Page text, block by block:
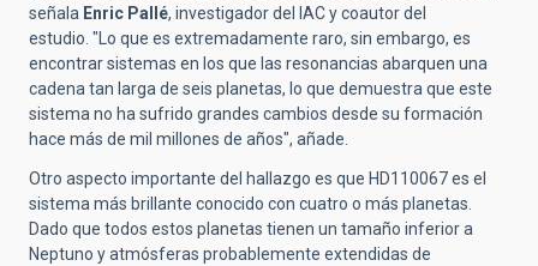
señala Enric Pallé, investigador del IAC y coautor del
estudio. "Lo que es extremadamente raro, sin embargo, es
encontrar sistemas en los que las resonancias abarquen una
cadena tan larga de seis planetas, lo que demuestra que este
sistema no ha sufrido grandes cambios desde su formación
hace más de mil millones de años", añade.
Otro aspecto importante del hallazgo es que HD110067 es el
sistema más brillante conocido con cuatro o más planetas.
Dado que todos estos planetas tienen un tamaño inferior a
Neptuno y atmósferas probablemente extendidas de